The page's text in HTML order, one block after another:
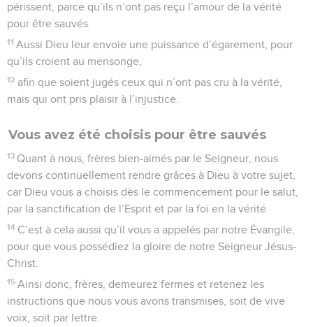
périssent, parce qu’ils n’ont pas reçu l’amour de la vérité
pour être sauvés.
11 Aussi Dieu leur envoie une puissance d’égarement, pour
qu’ils croient au mensonge,
12 afin que soient jugés ceux qui n’ont pas cru à la vérité,
mais qui ont pris plaisir à l’injustice.
Vous avez été choisis pour être sauvés
13 Quant à nous, frères bien-aimés par le Seigneur, nous
devons continuellement rendre grâces à Dieu à votre sujet,
car Dieu vous a choisis dès le commencement pour le salut,
par la sanctification de l’Esprit et par la foi en la vérité.
14 C’est à cela aussi qu’il vous a appelés par notre Évangile,
pour que vous possédiez la gloire de notre Seigneur Jésus-
Christ.
15 Ainsi donc, frères, demeurez fermes et retenez les
instructions que nous vous avons transmises, soit de vive
voix, soit par lettre.